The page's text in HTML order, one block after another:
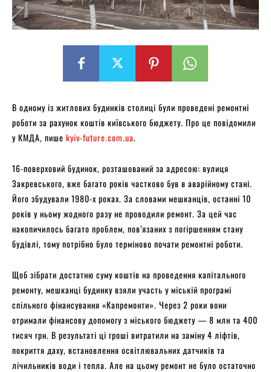
В одному із житлових будинків столиці були проведені ремонтні
роботи за рахунок коштів київського бюджету. Про це повідомили
у КМДА, пише kyiv-future.com.ua.
16-поверховий будинок, розташований за адресою: вулиця
Закревського, вже багато років частково був в аварійному стані.
Його збудували 1980-х роках. За словами мешканців, останні 10
років у ньому жодного разу не проводили ремонт. За цей час
накопичилось багато проблем, пов’язаних з погіршенням стану
будівлі, тому потрібно було терміново почати ремонтні роботи.
Щоб зібрати достатню суму коштів на проведення капітального
ремонту, мешканці будинку взяли участь у міській програмі
спільного фінансування «Капремонти». Через 2 роки вони
отримали фінансову допомогу з міського бюджету — 8 млн та 400
тисяч грн. В результаті ці гроші витратили на заміну 4 ліфтів,
покриття даху, встановлення освітлювальних датчиків та
лічильників води і тепла. Але на цьому ремонт не було остаточно